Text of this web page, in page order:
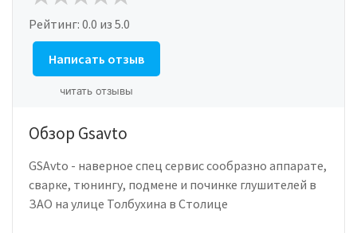
Рейтинг: 0.0 из 5.0
Написать отзыв
читать отзывы
Обзор Gsavto
GSAvto - наверное спец сервис сообразно аппарате,
сварке, тюнингу, подмене и починке глушителей в
ЗАО на улице Толбухина в Столице